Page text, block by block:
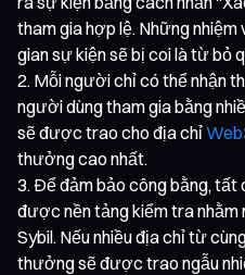
tham gia hợp lệ. Những
gian sự kiện sẽ bị coi là từ bỏ
Mỗi người chỉ có thể nhận
người dùng tham gia bằng
sẽ được trao cho địa chỉ
thưởng cao nhất.
Để đảm bảo công bằng,
được nền tảng kiểm tra
Sybil. Nếu nhiều địa chỉ từ
thưởng sẽ được trao ngẫu